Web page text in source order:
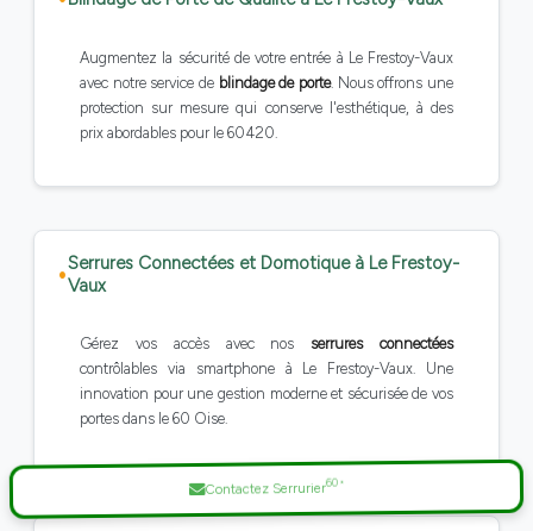
Contactez Serrurier60*
Augmentez la sécurité de votre entrée à Le Frestoy-Vaux
avec notre service de blindage de porte. Nous offrons une
protection sur mesure qui conserve l'esthétique, à des
prix abordables pour le 60420.
Serrures Connectées et Domotique à Le Frestoy-
Vaux
Gérez vos accès avec nos serrures connectées
contrôlables via smartphone à Le Frestoy-Vaux. Une
innovation pour une gestion moderne et sécurisée de vos
portes dans le 60 Oise.